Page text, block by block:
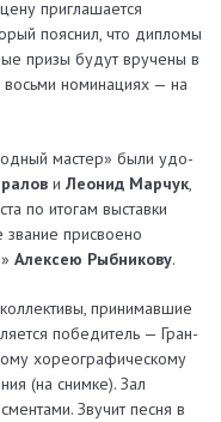
приглашается
пояснил, что дипломы
призы будут вручены в
номинациях — на
мастер» были удо­
иЛеонид Марчук,
по итогам выставки
звание присвоено
Алексею Рыбникову.
принимавшие
победитель — Гран-
хореографическому
(на снимке). Зал
Звучит песня в